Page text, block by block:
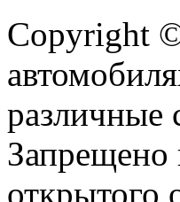
Copyright
различные
Запрещено
открытого